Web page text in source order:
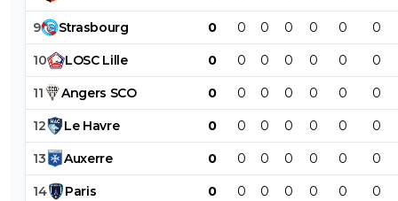
9 Strasbourg 0 0 0 0 0 0 0
10 LOSC Lille 0 0 0 0 0 0 0
11 Angers SCO 0 0 0 0 0 0 0
12 Le Havre 0 0 0 0 0 0 0
13 Auxerre 0 0 0 0 0 0 0
14 Paris 0 0 0 0 0 0 0